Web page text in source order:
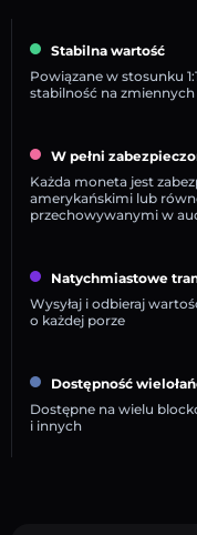
Stabilna wartość
Powiązane w stosunku
stabilność na
W pełni
Każda moneta jest
amerykańskimi lub
przechowywanymi w
Natychmiastowe
Wysyłaj i odbieraj
o każdej porze
Dostępność
Dostępne na wielu
i innych